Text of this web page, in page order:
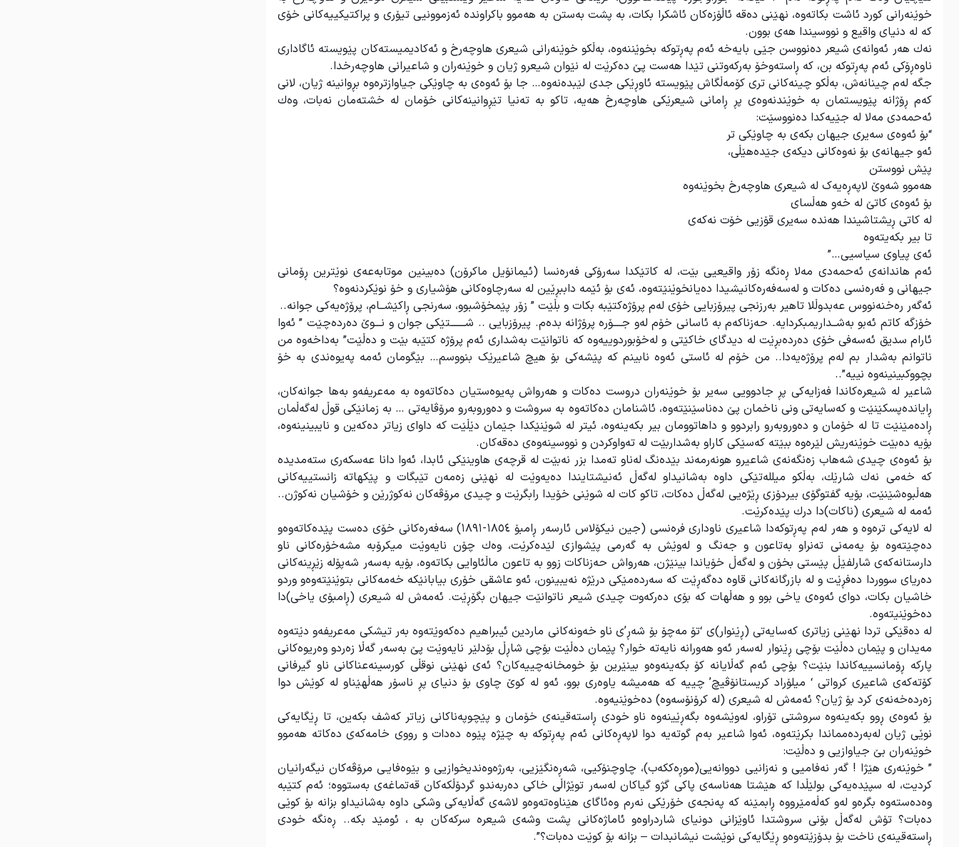
خوێنەرانی کورد ئاشت بکاتەوە، نهێنی دەقە ئاڵۆزەکان ئاشکرا بکات، بە پشت بەستن بە هەموو باکراوندە ئەزموونیی تیۆری و پراکتیکییەکانی خۆی
کە لە دنیای واقیع و نووسیندا هەی بوون.
نەك هەر ئەوانەی شیعر دەنووسن جێی بایەخە ئەم پەڕتوکە بخوێننەوە، بەڵکو خوێنەرانی شیعری هاوچەرخ و ئەکادیمیستەکان پێویستە ئاگاداری
ناوەڕۆکی ئەم پەڕتوکە بن، کە ڕاستەوخۆ بەرکەوتنی تێدا هەست پێ دەکرێت لە نێوان شیعرو ژیان و خوێنەران و شاعیرانی هاوچەرخدا.
جگە لەم چینانەش، بەڵکو چینەکانی تری کۆمەڵگاش پێویستە ئاوڕێکی جدی لێبدەنەوە… جا بۆ ئەوەی بە چاوێکی جیاوازترەوە بڕوانینە ژیان، لانی
کەم ڕۆژانە پێویستمان بە خوێندنەوەی پڕ ڕامانی شیعرێکی هاوچەرخ هەیە، تاکو بە تەنیا تێڕوانینەکانی خۆمان لە خشتەمان نەبات، وەك
ئەحمەدی مەلا لە جێیەکدا دەنووسێت:
“بۆ ئەوەی سەیری جیهان بکەی بە چاوێکی تر
ئەو جیهانەی بۆ نەوەکانی دیکەی جێدەهێڵی،
پێش نووستن
هەموو شەوێ لاپەڕەیەک لە شیعری هاوچەرخ بخوێنەوە
بۆ ئەوەی کاتێ لە خەو هەڵسای
لە کاتی ڕیشتاشیندا هەندە سەیری قۆزیی خۆت نەکەی
تا بیر بکەیتەوە
ئەی پیاوی سیاسیی…”
ئەم هاندانەی ئەحمەدی مەلا ڕەنگە زۆر واقیعیی بێت، لە کاتێکدا سەرۆکی فەرەنسا (ئیمانۆیل ماکرۆن) دەبینین موتابەعەی نوێترین ڕۆمانی
جیهانی و فەرەنسی دەکات و لەسەفەرەکانیشیدا دەیانخوێنێتەوە، ئەی بۆ ئێمە داببڕێین لە سەرچاوەکانی هۆشیاری و خۆ نوێکردنەوە؟
ئەگەر رەخنەنووس عەبدوڵلا تاهیر بەرزنجی پیرۆزبایی خۆی لەم پرۆژەکتێبە بکات و بڵێت ” زۆر پێمخۆشبوو، سەرنجى ڕاكێشــام، پرۆژەیەكى جوانه..
خۆزگه كاتم ئەبو بەشــداريمبكردايه. حەزناكەم به ئاسانى خۆم لەو جــــۆره پرۆژانه بدەم. پيرۆزبايى .. شـــــــتێكى جوان و نـــوێ دەردەچێت ” ئەوا
ئارام سدیق ئەسەفی خۆی دەردەبڕێت لە دیدگای خاکێتی و لەخۆبوردوییەوە کە ناتوانێت بەشداری ئەم پرۆژە کتێبە بێت و دەڵێت” بەداخەوە من
ناتوانم بەشدار بم لەم پرۆژەیەدا.. من خۆم لە ئاستی ئەوە نابینم کە پێشەکی بۆ هیچ شاعیرێک بنووسم… بێگومان ئەمە پەیوەندی بە خۆ
بچووکبینینەوە نییە”..
شاعیر لە شیعرەکاندا فەزایەکی پڕ جادوویی سەیر بۆ خوێنەران دروست دەکات و هەرواش پەیوەستیان دەکاتەوە بە مەعریفەو بەها جوانەکان،
ڕایاندەپسکێنێت و کەسایەتی ونی ناخمان پێ دەناسێنێتەوە، ئاشنامان دەکاتەوە بە سروشت و دەوروبەرو مرۆڤایەتی … بە زمانێکی قوڵ لەگەڵمان
ڕادەمێنێت تا لە خۆمان و دەوروبەرو رابردوو و داهاتوومان بیر بکەینەوە، ئیتر لە شوێنێکدا جێمان دێڵێت کە داوای زیاتر دەکەین و نایبینینەوە،
بۆیە دەبێت خوێنەریش لێرەوە ببێتە کەسێکی کاراو بەشداربێت لە تەواوکردن و نووسینەوەی دەقەکان.
بۆ ئەوەی چیدی شەهاب زەنگەنەی شاعیرو هونەرمەند بێدەنگ لەناو تەمدا بزر نەبێت لە قرچەی هاوینێکی ئابدا، ئەوا دانا عەسکەری ستەمدیدە
کە خەمی نەك شارێك، بەڵکو میللەتێکی داوە بەشانیداو لەگەڵ ئەنیشتایندا دەیەوێت لە نهێنی زەمەن تێبگات و پێکهاتە زانستییەکانی
هەڵبوەشێنێت، بۆیە گفتوگۆی بیردۆزی ڕێژەیی لەگەڵ دەکات، تاکو کات لە شوێنی خۆیدا رابگرێت و چیدی مرۆڤەکان نەکوژرێن و خۆشیان نەکوژن..
ئەمە لە شیعری (ناکات)دا درك پێدەکرێت.
لە لایەکی ترەوە و هەر لەم پەڕتوکەدا شاعیری ناوداری فرەنسی (جین نیکۆلاس ئارسەر ڕامبۆ ١٨٥٤-١٨٩١) سەفەرەکانی خۆی دەست پێدەکاتەوەو
دەچێتەوە بۆ یەمەنی تەنراو بەتاعون و جەنگ و لەوێش بە گەرمی پێشوازی لێدەکرێت، وەك چۆن نایەوێت میکرۆبە مشەخۆرەکانی ناو
دارستانەکەی شارلفێڵ پێستی بخۆن و لەگەڵ خۆیاندا بینێژن، هەرواش حەزناکات زوو بە تاعون ماڵئاوایی بکاتەوە، بۆیە بەسەر شەپۆلە زێڕینەکانی
دەریای سووردا دەفڕێت و لە بازرگانەکانی قاوە دەگەڕێت کە سەردەمێکی درێژە نەیبینون، ئەو عاشقی خۆری بیابانێکە خەمەکانی بتوێنێتەوەو وردو
خاشیان بکات، دوای ئەوەی یاخی بوو و هەڵهات کە بۆی دەرکەوت چیدی شیعر ناتوانێت جیهان بگۆڕێت. ئەمەش لە شیعری (ڕامبۆی یاخی)دا
دەخوێنیتەوە.
لە دەقێکی تردا نهێنی زیاتری کەسایەتی (ڕێنوار)ی ‘تۆ مەچۆ بۆ شەڕ’ی ناو خەونەکانی ماردین ئیبراهیم دەکەوێتەوە بەر تیشکی مەعریفەو دێتەوە
مەیدان و پێمان دەڵێت بۆچی ڕێنوار لەسەر ئەو هەورانە نایەتە خوار؟ پێمان دەڵێت بۆچی شاڕڵ بۆدلێر نایەوێت پێ بەسەر گەڵا زەردو وەریوەکانی
پارکە ڕۆمانسییەکاندا بنێت؟ بۆچی ئەم گەڵایانە کۆ بکەینەوەو بینێرین بۆ خومخانەچییەکان؟ ئەی نهێنی نوقڵی کورسینەعناکانی ناو گیرفانی
کۆتەکەی شاعیری کرواتی ‘ میلۆراد کریستانۆڤیچ’ چییە کە هەمیشە یاوەری بوو، ئەو لە کوێ چاوی بۆ دنیای پڕ ناسۆر هەڵهێناو لە کوێش دوا
زەردەخەنەی کرد بۆ ژیان؟ ئەمەش لە شیعری (لە کرۆنۆسەوە) دەخوێنیەوە.
بۆ ئەوەی ڕوو بکەینەوە سروشتی تۆراو، لەوێشەوە بگەڕێینەوە ناو خودی ڕاستەقینەی خۆمان و پێچوپەناکانی زیاتر کەشف بکەین، تا ڕێگایەکی
نوێی ژیان لەبەردەمماندا بکرێتەوە، ئەوا شاعیر بەم گوتەیە دوا لاپەڕەکانی ئەم پەڕتوکە بە چێژە پێوە دەدات و رووی خامەکەی دەکاتە هەموو
خوێنەران بێ جیاوازیی و دەڵێت:
” خوێنەری هێژا ! گەر نەفامیی و نەزانیی دووانەیی(موڕەککەب)، چاوچنۆکیی، شەڕەنگێزیی، بەرژەوەندیخوازیی و بێوەفایـی مرۆڤەکان نیگەرانیان
کردیت، لە سپێدەیەکی بولێڵدا کە هێشتا هەناسەی پاکی گژو گیاکان لەسەر توێژاڵی خاكی دەربەندو گردۆڵکەکان قەتماغەی بەستووە؛ ئەم کتێبە
وەدەستەوە بگرەو لەو کەڵەمێرووە ڕابمێنە کە پەنجەی خۆرێکی نەرم وەئاگای هێناوەتەوەو لاشەی گەڵایەکی وشکی داوە بەشانیداو بزانە بۆ کوێی
دەبات؟ تۆش لەگەڵ بۆنی سروشتدا ئاوێزانی دونیای شاردراوەو ئاماژەکانی پشت وشەی شیعرە سرکەکان بە ، ئومێد بکە.. ڕەنگە خودی
ڕاستەقینەی ناخت بۆ بدۆزێتەوەو ڕێگایەکی نوێشت نیشانبدات – بزانە بۆ کوێت دەبات؟”.